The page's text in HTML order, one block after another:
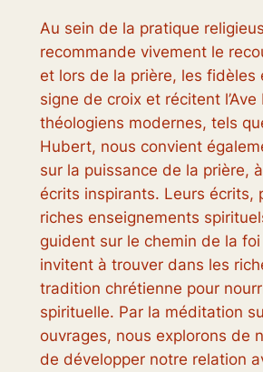
Au sein de la pratique
recommande vivement le
et lors de la prière, les fidèles
signe de croix et récitent l’Ave
théologiens modernes, tels
Hubert, nous convient
sur la puissance de la prière,
écrits inspirants. Leurs écrits,
riches enseignements
guident sur le chemin de la
invitent à trouver dans les
tradition chrétienne pour
spirituelle. Par la méditation
ouvrages, nous explorons de
de développer notre relation